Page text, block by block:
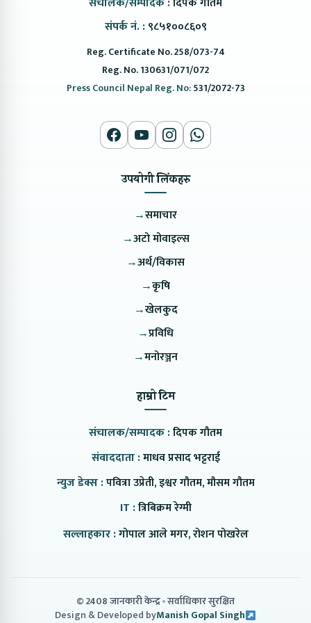
संपर्क नं. : ९८५१००८६०९
Reg. Certificate No. 258/073-74
Reg. No. 130631/071/072
Press Council Nepal Reg. No:531/2072-73
उपयोगी लिंकहरु
→समाचार
→अटो मोवाइल्स
→अर्थ/विकास
→कृषि
→खेलकुद
→प्रविधि
→मनोरञ्जन
हाम्रो टिम
संचालक/सम्पादक :दिपक गौतम
संवाददाता :माधव प्रसाद भट्टराई
न्युज डेक्स :पवित्रा उप्रेती, इश्वर गौतम, मौसम गौतम
IT :त्रिबिक्रम रेग्मी
सल्लाहकार :गोपाल आले मगर, रोशन पोखरेल
© 2408 जानकारी केन्द्र सर्वाधिकार सुरक्षित
Design & Developed byManish Gopal Singh